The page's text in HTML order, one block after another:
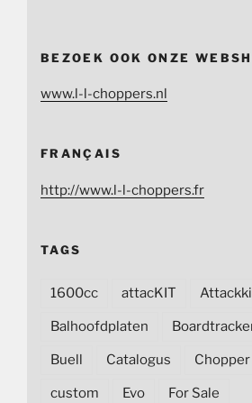
BEZOEK OOK ONZE
www.l-l-choppers.nl
FRANÇAIS
http://www.l-l-choppers.fr
TAGS
1600cc attacKIT
Balhoofdplaten
Buell Catalogus Chopper
custom Evo For Sale